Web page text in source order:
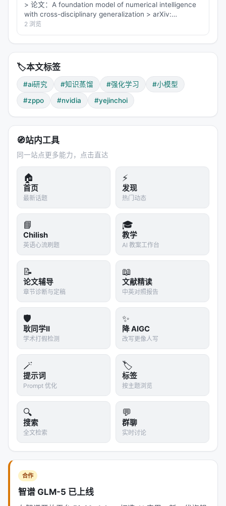
只保存问题本身（不保存任何回答），不保存任何回
答：
毕业：某次更新后准确率 ≥ 50%，移出 buffer
淘汰：buffer 满时 FIFO 淘汰，还没毕业的题被清
掉
重采样：每次从 buffer 均匀采样，和新题混合
这个设计让训练自动聚焦在学生当前最需要练的题
师都不会的题上。
四、实验结果：小模型翻身
实验设置
学生
：Qwen3.5 0.8B / 2B / 4B / 9B
老师：Qwen3.5 27B（FP8）
训练数据：ZPPO-77K 多模态 RL 数据集
训练算力
：64 张 H100-80GB
评估：31 个 benchmark（16 VLM + 10 LLM + 5
Video）
RL 配方
：GRPO + DAPO（clip-higher + token-
level PG + 无 KL）+ I=4 + batch-level
advantage normalization
16 VLM Benchmarks（训练对齐域）
方法 2B Avg
原始模型
蒸馏（最强） 58.0
ZPPO
> 论文：A foundation model of numerical intelligence
with cross-disciplinary generalization > arXiv:
2607.28432v1 (2026-07…
2 浏览
🏷️本文标签
#ai研究 #知识蒸馏 #强化学习
#小模型
#zppo
#nvidia #yejinchoi
🧭站内工具
同一站点更多能力，点击直达
🏠
首页
最新话题
⚡
发现
热门动态
📘
Chilish
英语心流刷题
🎓
教学
AI 教案工作台
📝
论文辅导
章节诊断与定稿
📖
文献精读
中英对照报告
🛡️
耿同学II
学术打假检测
✨
降 AIGC
改写更像人写
🪄
提示词
Prompt 优化
🏷️
标签
按主题浏览
🔍
搜索
全文检索
💬
群聊
实时讨论
合作
智谱 GLM-5 已上线